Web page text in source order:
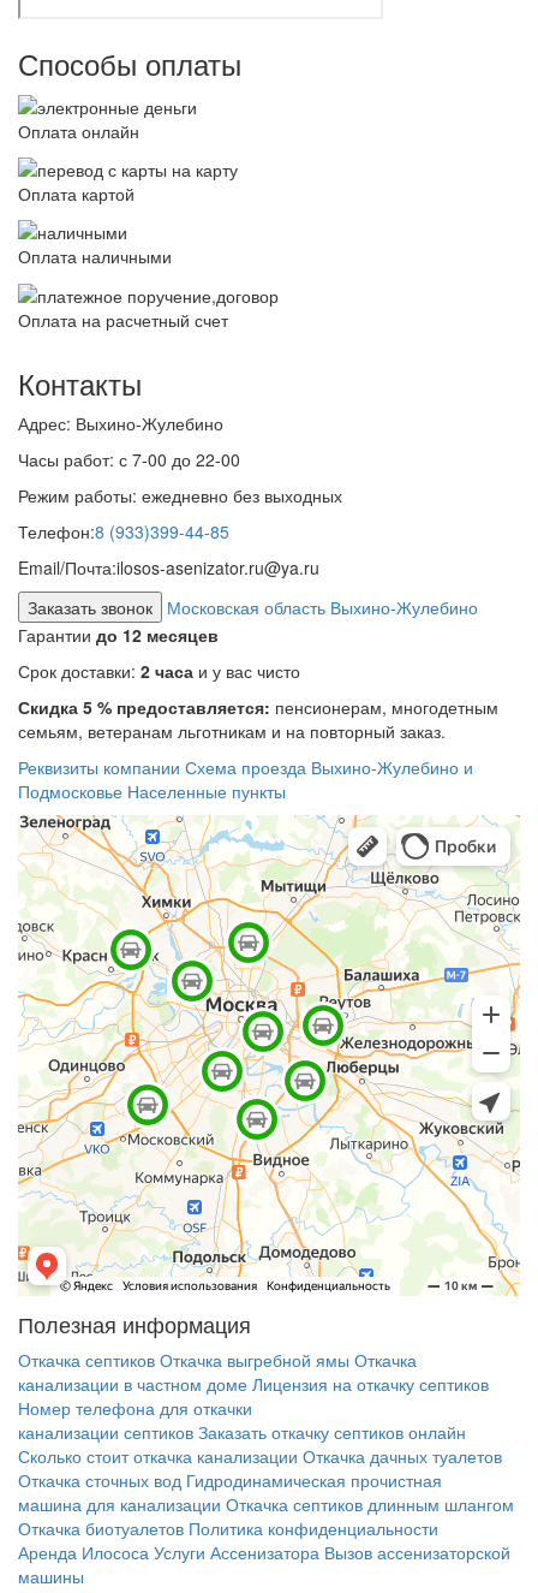
Способы оплаты
Оплата онлайн
Оплата картой
Оплата наличными
Оплата на расчетный счет
Контакты
Адрес: Выхино-Жулебино
Часы работ: с 7-00 до 22-00
Режим работы: ежедневно без выходных
Телефон:8 (933)399-44-85
Email/Почта:ilosos-asenizator.ru@ya.ru
Заказать звонок
Московская область Выхино-Жулебино
Гарантии до 12 месяцев
Срок доставки: 2 часа и у вас чисто
Скидка 5 % предоставляется: пенсионерам, многодетным
семьям, ветеранам льготникам и на повторный заказ.
Реквизиты компании Схема проезда Выхино-Жулебино и
Подмосковье Населенные пункты
Полезная информация
Откачка септиков Откачка выгребной ямы Откачка
канализации в частном доме Лицензия на откачку септиков
Номер телефона для откачки
канализации септиков Заказать откачку септиков онлайн
Сколько стоит откачка канализации Откачка дачных туалетов
Откачка сточных вод Гидродинамическая прочистная
машина для канализации Откачка септиков длинным шлангом
Откачка биотуалетов Политика конфиденциальности
Аренда Илососа Услуги Ассенизатора Вызов ассенизаторской
машины